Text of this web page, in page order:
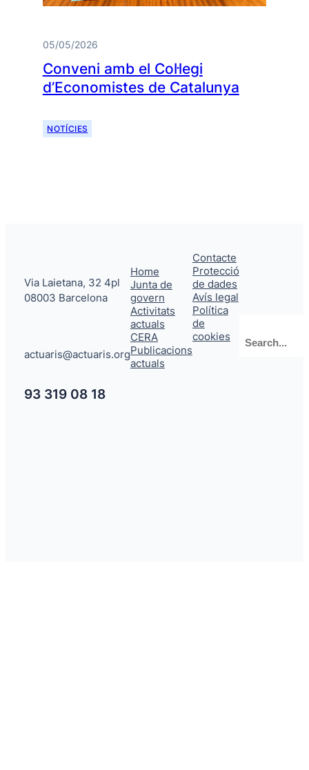
05/05/2026
Conveni amb el Col·legi
d’Economistes de Catalunya
NOTÍCIES
Via Laietana, 32 4pl
08003 Barcelona
actuaris@actuaris.org
93 319 08 18
Home
Junta de
govern
Activitats
actuals
CERA
Publicacions
actuals
Contacte
Protecció
de dades
Avís legal
Política
de
cookies